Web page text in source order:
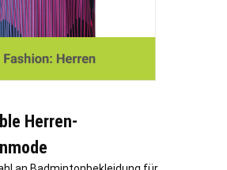
Herren-